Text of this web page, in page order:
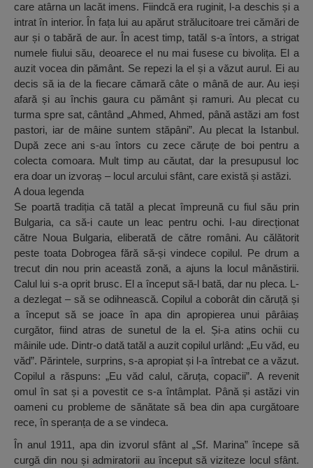
care atârna un lacăt imens. Fiindcă era ruginit, l-a deschis și a
intrat în interior. În fața lui au apărut strălucitoare trei cămări de
aur și o tabără de aur. În acest timp, tatăl s-a întors, a strigat
numele fiului său, deoarece el nu mai fusese cu bivolița. El a
auzit vocea din pământ. Se repezi la el și a văzut aurul. Ei au
decis să ia de la fiecare cămară câte o mână de aur. Au ieși
afară și au închis gaura cu pământ și ramuri. Au plecat cu
turma spre sat, cântând „Ahmed, Ahmed, până astăzi am fost
pastori, iar de mâine suntem stăpâni”. Au plecat la Istanbul.
După zece ani s-au întors cu zece căruțe de boi pentru a
colecta comoara. Mult timp au căutat, dar la presupusul loc
era doar un izvoraș – locul arcului sfânt, care există și astăzi.
A doua legenda
Se poartă tradiția că tatăl a plecat împreună cu fiul său prin
Bulgaria, ca să-i caute un leac pentru ochi. I-au direcționat
către Noua Bulgaria, eliberată de către români. Au călătorit
peste toata Dobrogea fără să-și vindece copilul. Pe drum a
trecut din nou prin această zonă, a ajuns la locul mânăstirii.
Calul lui s-a oprit brusc. El a început să-l bată, dar nu pleca. L-
a dezlegat – să se odihnească. Copilul a coborât din căruță și
a început să se joace în apa din apropierea unui pârâiaș
curgător, fiind atras de sunetul de la el. Și-a atins ochii cu
mâinile ude. Dintr-o dată tatăl a auzit copilul urlând: „Eu văd, eu
văd”. Părintele, surprins, s-a apropiat și l-a întrebat ce a văzut.
Copilul a răspuns: „Eu văd calul, căruța, copacii”. A revenit
omul în sat și a povestit ce s-a întâmplat. Până și astăzi vin
oameni cu probleme de sănătate să bea din apa curgătoare
rece, în speranța de a se vindeca.
În anul 1911, apa din izvorul sfânt al „Sf. Marina” începe să
curgă din nou și admiratorii au început să viziteze locul sfânt.